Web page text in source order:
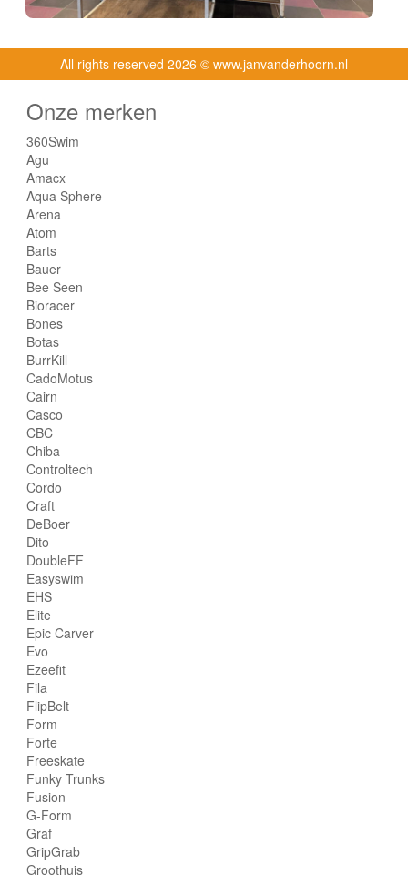
All rights reserved 2026 © www.janvanderhoorn.nl
Onze merken
360Swim
Agu
Amacx
Aqua Sphere
Arena
Atom
Barts
Bauer
Bee Seen
Bioracer
Bones
Botas
BurrKill
CadoMotus
Cairn
Casco
CBC
Chiba
Controltech
Cordo
Craft
DeBoer
Dito
DoubleFF
Easyswim
EHS
Elite
Epic Carver
Evo
Ezeefit
Fila
FlipBelt
Form
Forte
Freeskate
Funky Trunks
Fusion
G-Form
Graf
GripGrab
Groothuis